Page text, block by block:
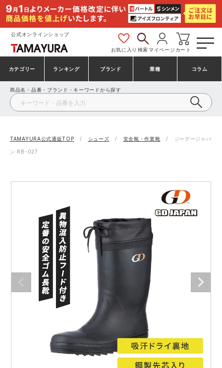
公式オンラインショップ
お気に入り 検索マイページ カート
カテゴリー
安全靴・作業靴
防寒着
作業用手袋
アウトドア・スポーツ
コンプレッションウェア
ランキング
安全靴ランキング
安全靴スニーカーランキング
ミズノ安全靴ランキング
作業着ランキング
アウトドアウェアランキング
空調服ランキング
ブランド
アシックス
プーマ コンバース（CONVERSE）
アイトス株式会社
ジーベック
クロダルマ
クレヒフク
おたふく手袋 マック
業種
建設・建築作業服
製造・工場作業服
電気・設備作業服
配達・営業作業服
DIY・日曜大工作業服
コラム
商品名・品番・ブランド・キーワードから探す
TAMAYURA公式通販TOP シューズ 安全靴・作業靴 ジーデージャパ
ン RB-027